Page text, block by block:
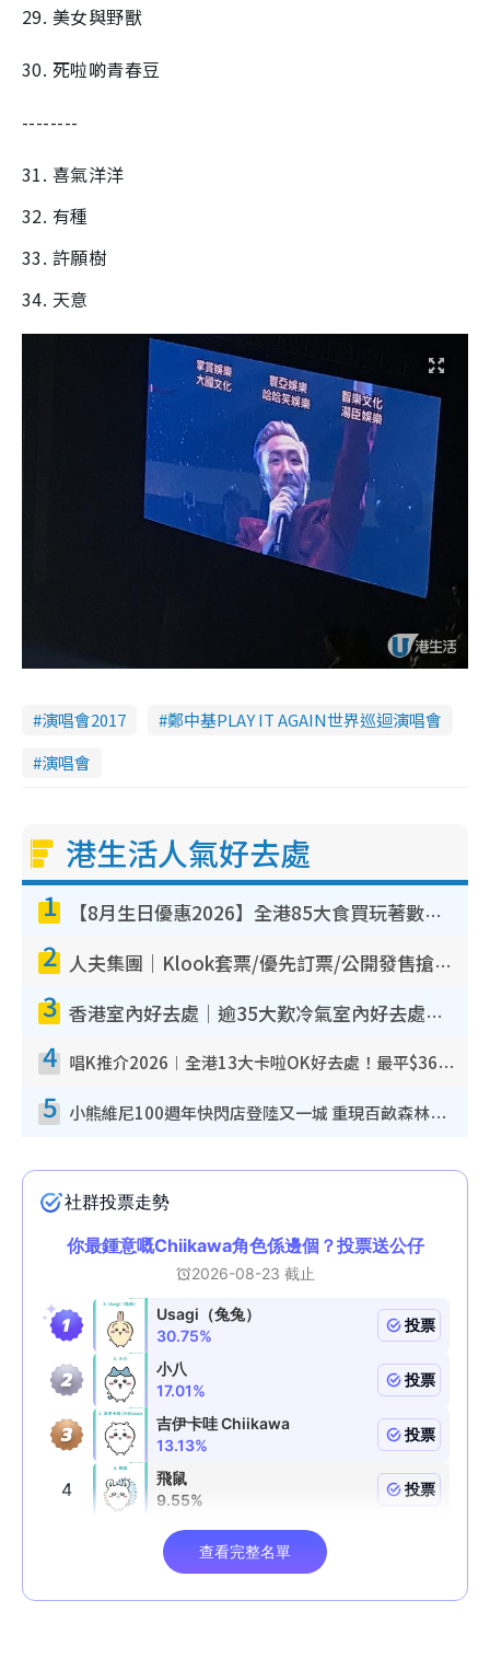
29. 美女與野獸
30. 死啦啲青春豆
--------
31. 喜氣洋洋
32. 有種
33. 許願樹
34. 天意
演唱會2017
鄭中基PLAY IT AGAIN世界巡迴演唱會
演唱會
港生活人氣好去處
1 【8月生日優惠2026】全港85大食買玩著數攻略 自助餐/火鍋放題同行免費＋誠品/DONKI送現金券
2 人夫集團｜Klook套票/優先訂票/公開發售搶飛攻略！附票價.購票連結.場地座位表
3 香港室內好去處｜逾35大歎冷氣室內好去處推介 室內活動免費避雨無懼落雨
4 唱K推介2026︱全港13大卡啦OK好去處！最平$36起 日文K都有！(附地址+收費詳情)
5 小熊維尼100週年快閃店登陸又一城 重現百畝森林經典場景／獨家限定盲盒登場／專屬DIY香水